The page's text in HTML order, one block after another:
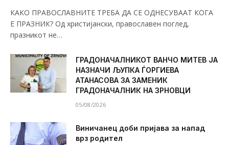
КАКО ПРАВОСЛАВНИТЕ ТРЕБА ДА СЕ ОДНЕСУВААТ КОГА
Е ПРАЗНИК? Од христијански, православен поглед,
празникот не…
ГРАДОНАЧАЛНИКОТ ВАНЧО МИТЕВ ЈА
НАЗНАЧИ ЉУПКА ЃОРГИЕВА
АТАНАСОВА ЗА ЗАМЕНИК
ГРАДОНАЧАЛНИК НА ЗРНОВЦИ
05/08/2026
Виничанец доби пријава за напад
врз родител